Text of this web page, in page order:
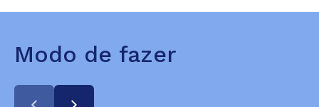
Modo de fazer